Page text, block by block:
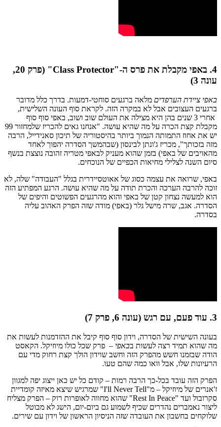
4. באפי מקבלת את פרס ה-" Class Protector
" (פרק 20,
עונה 3)
באפי ציידת הערפדים מלאה ברגעים סוחטי-דמעות. בדרך כלל מדובר
ברגעים העצובים אבל לא במקרה הזה. לקראת סוף העונה השלישית,
אחרי 3 שנים בהן היא מצילה את העולם שוב ושוב, באפי סוף סוף
מקבלת קצת הכרה על מה שהיא עושה. "אנחנו גאים להכריז שלמחזור 99
יש את אחוז התמותה הנמוך ביותר בהיסטוריה של תיכון סאנידייל, הרבה
מזה בזכותך", מכריז ג'ונתן לבינסון (שבהמשך הסדרה יהפוך לאחד
מהאויבים של באפי) בזמן שהוא מעניק לבאפי מטריה זהובה נוצצת בנשף
סיום השנה לצלילי מחיאות הכפיים של הנוכחים.
באפי, שרואה את עצמה כסוג של אאוטסיידרית בגלל "העבודה" שלה, לא
זוכה להרבה הערכה והכרת תודה על מה שהיא עושה. הרגע המפתיע הזה
הוא למעשה נצחון קטן של באפי והוא מהרגעים הפשוטים והיפים של
הסדרה. אגב, שרה מישל גלר (באפי) מודה שזה הפרק האהוב עליה
בסדרה.
3. עוד פעם, עם רגש (עונה 6, פרק 7)
בעונה השישית של הסדרה, וידון סוף סוף קיבל את ההזדמנות לעשות את
מה שהוא תמיד רצה לעשות בבאפי – פרק שכל כולו מיוזיקל. הקאסט
הודה שבזמנו חשש מהפרק הזה וחשב שוידון הולך קצת רחוק מדי עם
הרעיונות שלו, אבל וואו כמה שהם טעו.
הפרק הזה עובד בכל-כך הרבה רמות – קודם כל יש כאן ייצוג יפה למגוון
ז'אנרים של מיוזיקל – מ"I'll Never Tell" שמרגיש שיצא מאיזה קומדיית
סקרובול ועד "Rest In Peace" שהוא מחווה לאופרות רוק – הפרק מצליח
ליצור נאמברים נהדרים שכיף לשמוע גם ביום-יום, הישג לא מבוטל
שלוקחים בחשבון את העובדה שזה הניסיון הראשון של וידון עם שירים.